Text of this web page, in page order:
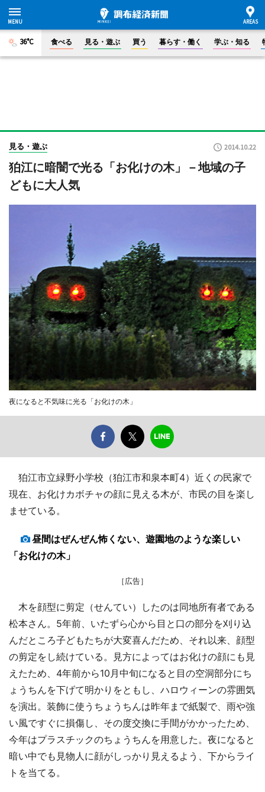
36°C 食べる 見る・遊ぶ 買う 暮らす・働く 学ぶ・知る
見る・遊ぶ 2014.10.22
狛江に暗闇で光る「お化けの木」－地域の子
どもに大人気
夜になると不気味に光る「お化けの木」
狛江市立緑野小学校（狛江市和泉本町4）近くの民家で
現在、お化けカボチャの顔に見える木が、市民の目を楽し
ませている。
昼間はぜんぜん怖くない、遊園地のような楽しい
「お化けの木」
［広告］
木を顔型に剪定（せんてい）したのは同地所有者である
松本さん。5年前、いたずら心から目と口の部分を刈り込
んだところ子どもたちが大変喜んだため、それ以来、顔型
の剪定をし続けている。見方によってはお化けの顔にも見
えたため、4年前から10月中旬になると目の空洞部分にち
ょうちんを下げて明かりをともし、ハロウィーンの雰囲気
を演出。装飾に使うちょうちんは昨年まで紙製で、雨や強
い風ですぐに損傷し、その度交換に手間がかかったため、
今年はプラスチックのちょうちんを用意した。夜になると
暗い中でも見物人に顔がしっかり見えるよう、下からライ
トを当てる。